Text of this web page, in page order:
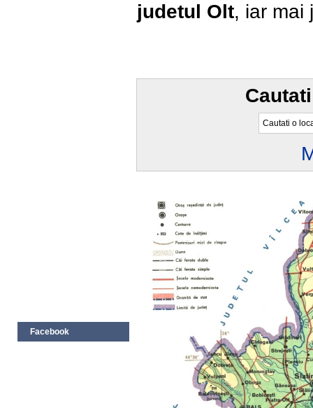
Facebook
judetul Olt, iar mai